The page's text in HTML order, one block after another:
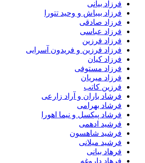
فرزاد بیانی
فرزاد بیباش و وحید تتورا
فرزاد صادقی
فرزاد عباسی
فرزاد فرزین
فرزاد فرزین و فریدون آسرایی
فرزاد کیان
فرزاد مستوفی
فرزاد میریان
فرزین کاتب
فرشاد باران و آراد زارعی
فرشاد بهرامی
فرشاد پیکسل و نیما اهورا
فرشید ادهمی
فرشید شاهسون
فرشید میلانی
فرهاد بیانی
فرهاد داروغه